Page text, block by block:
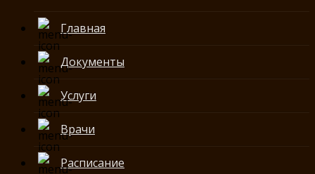
Главная
Документы
Услуги
Врачи
Расписание